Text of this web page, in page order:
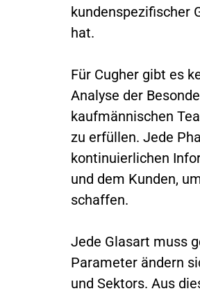
kundenspezifischer
hat.
Für Cugher gibt es
Analyse der
kaufmännischen
zu erfüllen. Jede
kontinuierlichen
und dem Kunden,
schaffen.
Jede Glasart muss
Parameter ändern
und Sektors. Aus